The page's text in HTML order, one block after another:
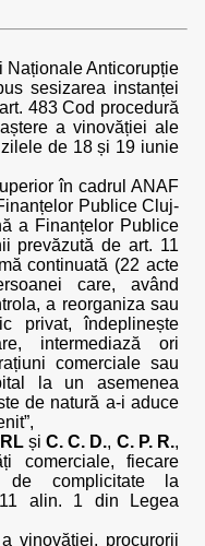
Naționale Anticorupție
sesizarea instanței
483 Cod procedură
a vinovăției ale
de 18 și 19 iunie
în cadrul ANAF
Publice Cluj-
a Finanțelor Publice
prevăzută de art. 11
continuată (22 acte
care, având
a reorganiza sau
privat, îndeplinește
intermediază ori
comerciale sau
la un asemenea
de natură a-i aduce
șiC. C. D., C. P. R.,
comerciale, fiecare
de complicitate la
alin. 1 din Legea
vinovăției, procurorii